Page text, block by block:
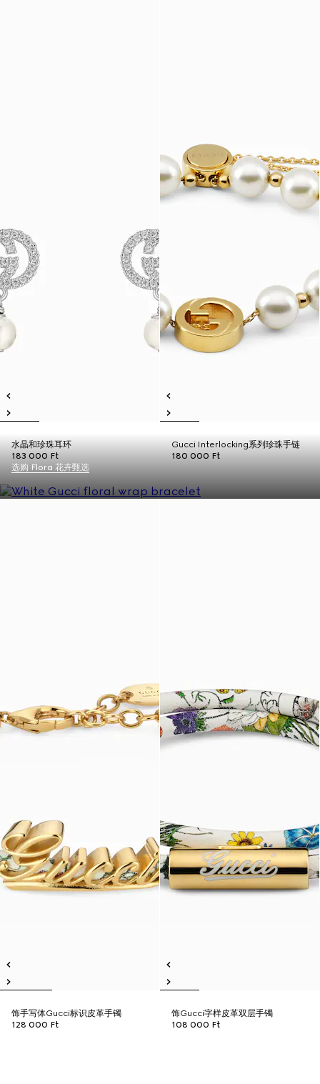
水晶和珍珠耳环
183 000 Ft
Gucci Interlocking系列珍珠手链
180 000 Ft
选购 Flora 花卉甄选
饰手写体Gucci标识皮革手镯
128 000 Ft
饰Gucci字样皮革双层手镯
108 000 Ft